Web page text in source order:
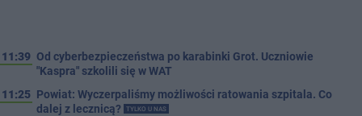
11:39 Od cyberbezpieczeństwa po karabinki Grot. Uczniowie
"Kaspra" szkolili się w WAT
11:25 Powiat: Wyczerpaliśmy możliwości ratowania szpitala. Co
dalej z lecznicą?
TYLKO U NAS